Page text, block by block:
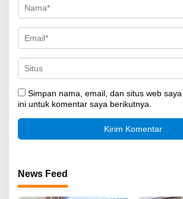
Simpan nama, email, dan situs web
ini untuk komentar saya berikutnya.
News Feed